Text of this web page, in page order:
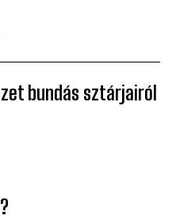
bundás sztárjairól